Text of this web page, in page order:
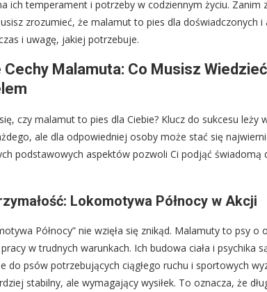
ich temperament i potrzeby w codziennym życiu.
zrozumieć, że malamut to pies dla doświadczonych
i uwagę, jakiej potrzebuje.
Cechy Malamuta: Co Musisz
czy malamut to pies dla Ciebie? Klucz do sukcesu
ale dla odpowiedniej osoby może stać się
podstawowych aspektów pozwoli Ci podjąć świadomą
Lokomotywa Północy w Akcji
Północy” nie wzięła się znikąd. Malamuty to psy
w trudnych warunkach. Ich budowa ciała i psychika
do psów potrzebujących ciągłego ruchu i sportowych
stabilny, ale wymagający wysiłek. To oznacza, że